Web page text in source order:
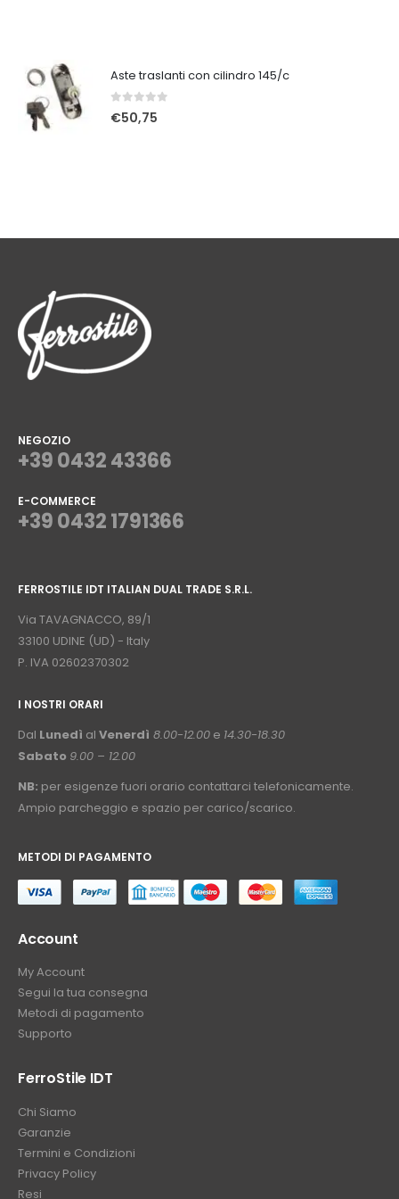
Aste traslanti con cilindro 145/c
Su 5
€50,75
NEGOZIO
+39 0432 43366
E-COMMERCE
+39 0432 1791366
FERROSTILE IDT ITALIAN DUAL TRADE S.R.L.
Via TAVAGNACCO, 89/1
33100 UDINE (UD) - Italy
P. IVA 02602370302
I NOSTRI ORARI
Dal Lunedì al Venerdì 8.00-12.00 e 14.30-18.30
Sabato 9.00 – 12.00
NB: per esigenze fuori orario contattarci telefonicamente.
Ampio parcheggio e spazio per carico/scarico.
METODI DI PAGAMENTO
Account
My Account
Segui la tua consegna
Metodi di pagamento
Supporto
FerroStile IDT
Chi Siamo
Garanzie
Termini e Condizioni
Privacy Policy
Resi